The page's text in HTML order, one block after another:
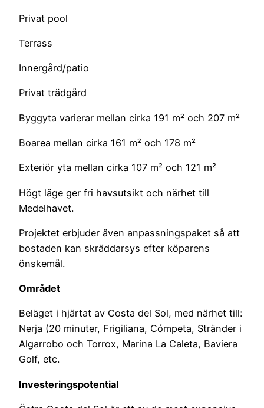
Privat pool
Terrass
Innergård/patio
Privat trädgård
Byggyta varierar mellan cirka 191 m² och 207 m²
Boarea mellan cirka 161 m² och 178 m²
Exteriör yta mellan cirka 107 m² och 121 m²
Högt läge ger fri havsutsikt och närhet till
Medelhavet.
Projektet erbjuder även anpassningspaket så att
bostaden kan skräddarsys efter köparens
önskemål.
Området
Beläget i hjärtat av Costa del Sol, med närhet till:
Nerja (20 minuter, Frigiliana, Cómpeta, Stränder i
Algarrobo och Torrox, Marina La Caleta, Baviera
Golf, etc.
Investeringspotential